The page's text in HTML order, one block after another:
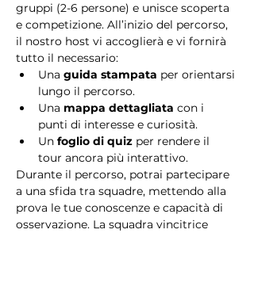
gruppi (2-6 persone) e unisce scoperta
e competizione. All’inizio del percorso,
il nostro host vi accoglierà e vi fornirà
tutto il necessario:
Una guida stampata per orientarsi
lungo il percorso.
Una mappa dettagliata con i
punti di interesse e curiosità.
Un foglio di quiz per rendere il
tour ancora più interattivo.
Durante il percorso, potrai partecipare
a una sfida tra squadre, mettendo alla
prova le tue conoscenze e capacità di
osservazione. La squadra vincitrice